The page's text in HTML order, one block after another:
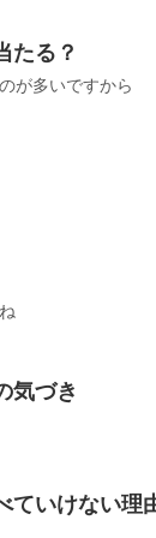
たる？
が多いですから
気づき
ていけない理